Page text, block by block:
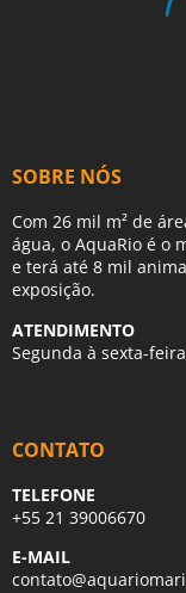
SOBRE NÓS
Com 26 mil m² de
água, o AquaRio é o
e terá até 8 mil
exposição.
ATENDIMENTO
Segunda à sexta-
CONTATO
TELEFONE
+55 21 39006670
E-MAIL